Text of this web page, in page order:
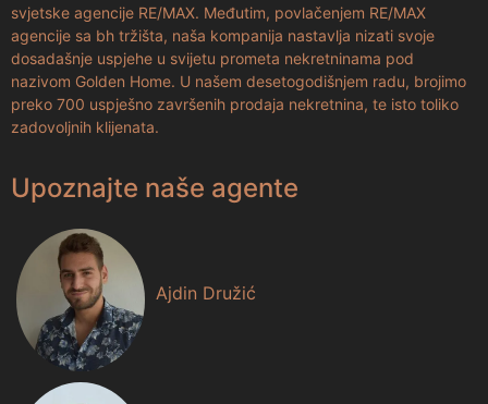
svjetske agencije RE/MAX. Međutim, povlačenjem RE/MAX
agencije sa bh tržišta, naša kompanija nastavlja nizati svoje
dosadašnje uspjehe u svijetu prometa nekretninama pod
nazivom Golden Home. U našem desetogodišnjem radu, brojimo
preko 700 uspješno završenih prodaja nekretnina, te isto toliko
zadovoljnih klijenata.
Upoznajte naše agente
Ajdin Družić